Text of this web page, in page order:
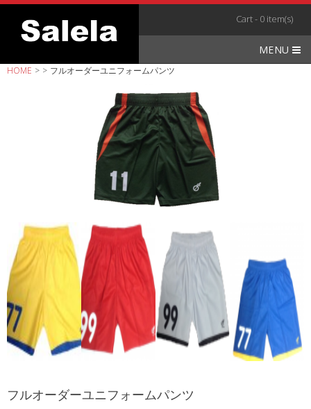
Skip
content
Cart - 0 item(s)
MENU
HOME > > フルオーダーユニフォームパンツ
フルオーダーユニフォームパンツ